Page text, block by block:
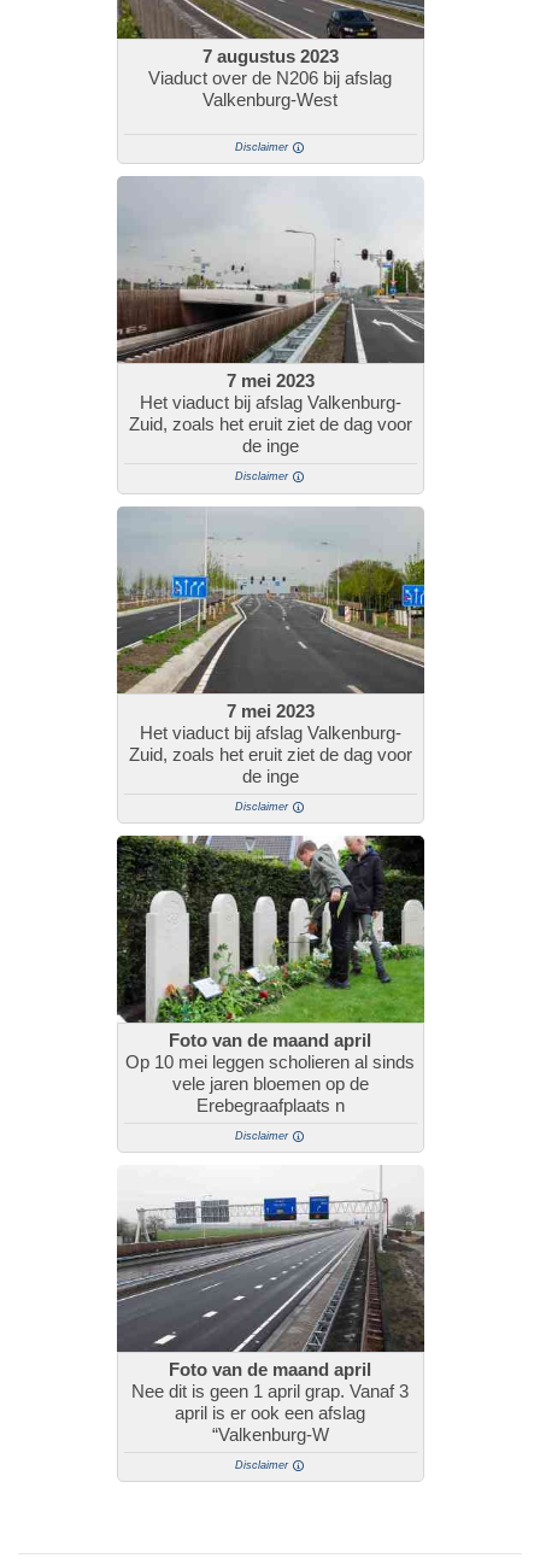
7 augustus 2023
Viaduct over de N206 bij afslag
Valkenburg-West
Disclaimer
7 mei 2023
Het viaduct bij afslag Valkenburg-
Zuid, zoals het eruit ziet de dag voor
de inge
Disclaimer
7 mei 2023
Het viaduct bij afslag Valkenburg-
Zuid, zoals het eruit ziet de dag voor
de inge
Disclaimer
Foto van de maand april
Op 10 mei leggen scholieren al sinds
vele jaren bloemen op de
Erebegraafplaats n
Disclaimer
Foto van de maand april
Nee dit is geen 1 april grap. Vanaf 3
april is er ook een afslag
“Valkenburg-W
Disclaimer